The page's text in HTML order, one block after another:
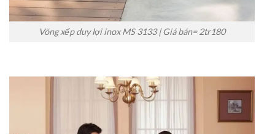
Võng xếp duy lợi inox MS 3133 | Giá bán= 2tr180